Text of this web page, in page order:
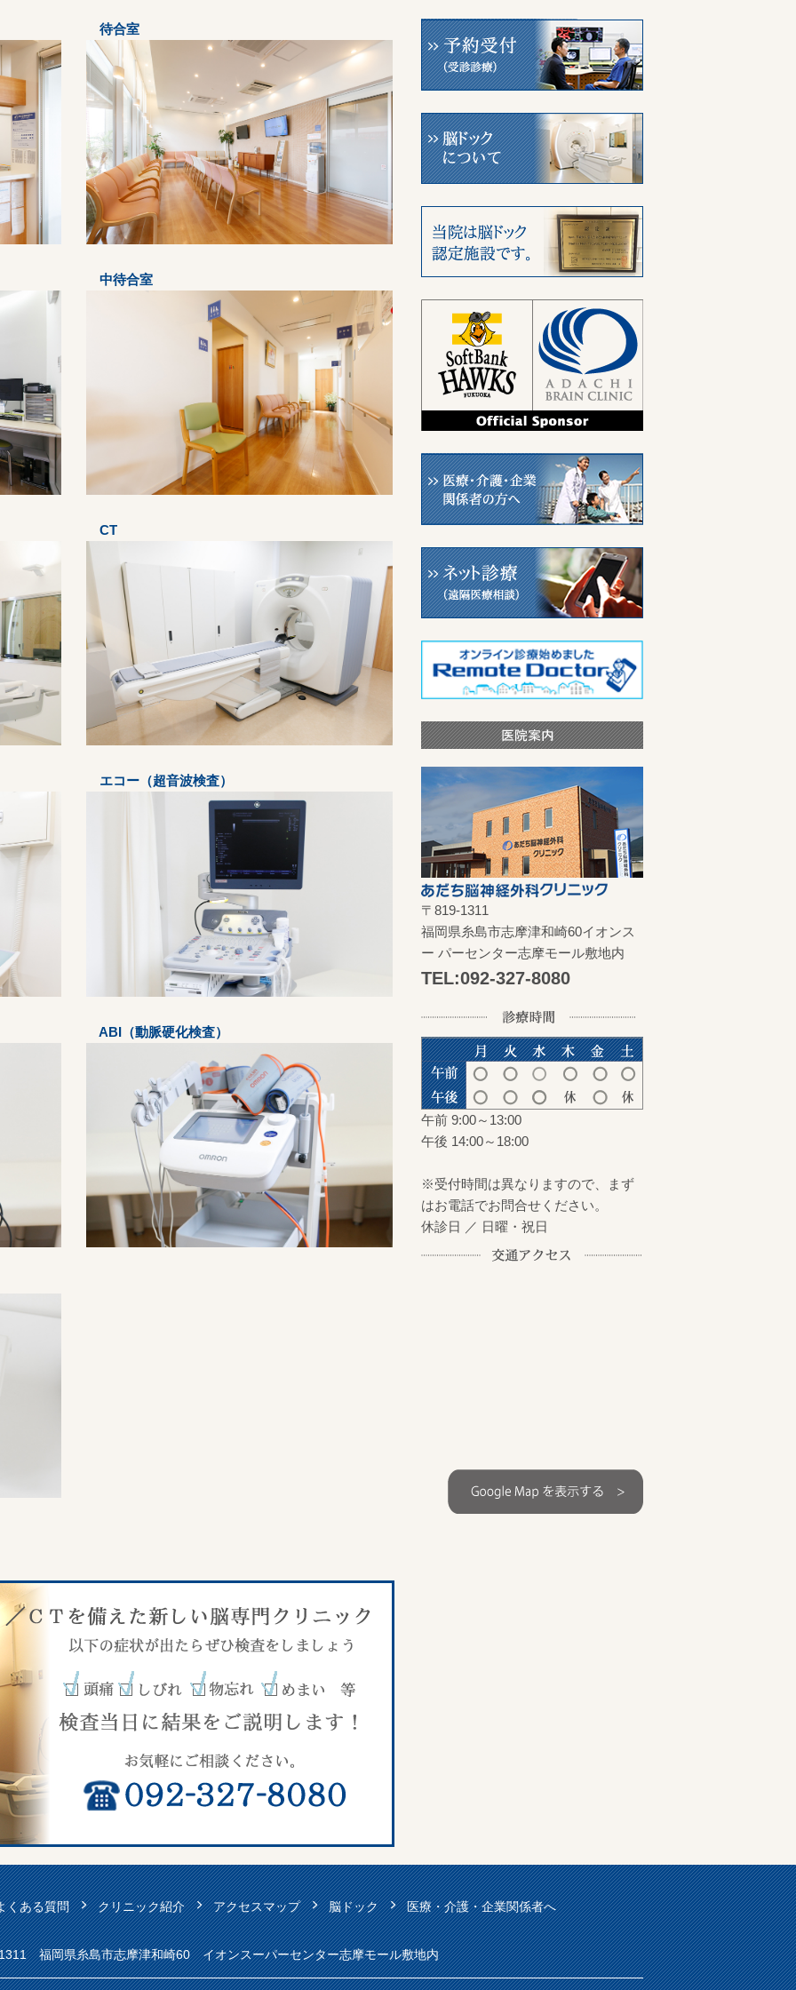
待合室
中待合室
CT
エコー（超音波検査）
ABI（動脈硬化検査）
〒819-1311
福岡県糸島市志摩津和崎60イオンス
ー パーセンター志摩モール敷地内
TEL:092-327-8080
午前 9:00～13:00
午後 14:00～18:00
※受付時間は異なりますので、まず
はお電話でお問合せください。
休診日 ／ 日曜・祝日
くある質問 クリニック紹介 アクセスマップ 脳ドック 医療・介護・企業関係者へ
福岡県糸島市志摩津和崎60 イオンスーパーセンター志摩モール敷地内